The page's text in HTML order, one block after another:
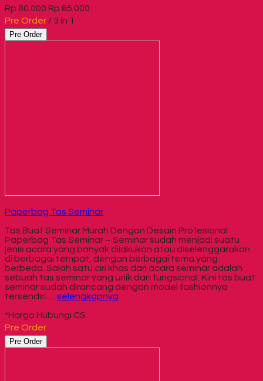
Rp 80.000 Rp 85.000
Pre Order / 3 in 1
Pre Order
Paperbag Tas Seminar
Tas Buat Seminar Murah Dengan Desain Profesional
Paperbag Tas Seminar – Seminar sudah menjadi suatu
jenis acara yang banyak dilakukan atau diselenggarakan
di berbagai tempat, dengan berbagai tema yang
berbeda. Salah satu ciri khas dari acara seminar adalah
sebuah tas seminar yang unik dan fungsional. Kini tas buat
seminar sudah dirancang dengan model fashionnya
tersendiri…. selengkapnya
*Harga Hubungi CS
Pre Order
Pre Order